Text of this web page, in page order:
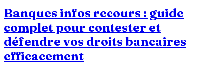
Banques infos recours : guide
complet pour contester et
défendre vos droits bancaires
efficacement